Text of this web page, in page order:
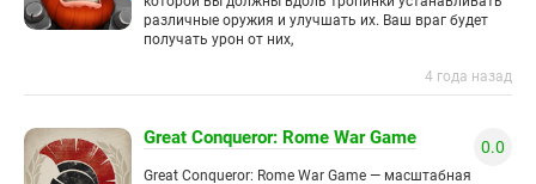
различные оружия и улучшать их. Ваш враг будет
получать урон от них,
4 года назад
Great Conqueror: Rome War Game 0.0
Great Conqueror: Rome War Game — масштабная